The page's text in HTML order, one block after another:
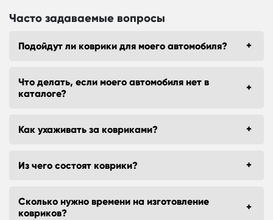
Часто задаваемые вопросы
Подойдут ли коврики для моего автомобиля?
Что делать, если моего автомобиля нет в
каталоге?
Как ухаживать за ковриками?
Из чего состоят коврики?
Сколько нужно времени на изготовление
ковриков?